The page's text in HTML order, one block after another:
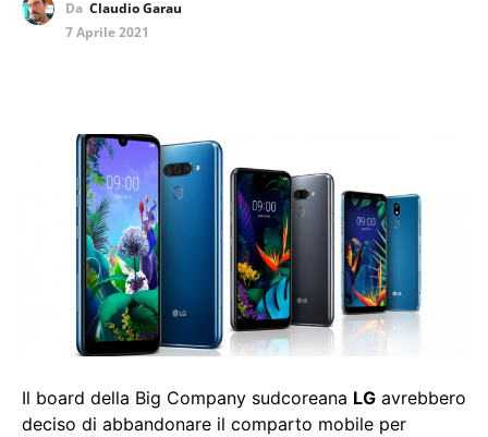
Da Claudio Garau
7 Aprile 2021
Il board della Big Company sudcoreana LG avrebbero
deciso di abbandonare il comparto mobile per